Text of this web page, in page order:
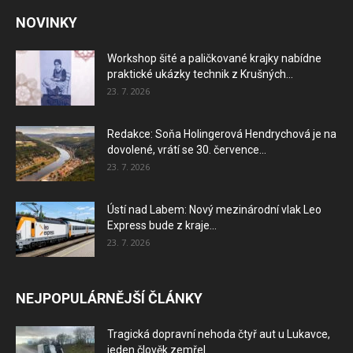
NOVINKY
Workshop šité a paličkované krajky nabídne
praktické ukázky technik z Krušných...
23. 7. 2026
Redakce: Soňa Holingerová Hendrychová je na
dovolené, vrátí se 30. července...
23. 7. 2026
Ústí nad Labem: Nový mezinárodní vlak Leo
Express bude z kraje...
23. 7. 2026
NEJPOPULÁRNĚJŠÍ ČLÁNKY
Tragická dopravní nehoda čtyř aut u Lukavce,
jeden člověk zemřel